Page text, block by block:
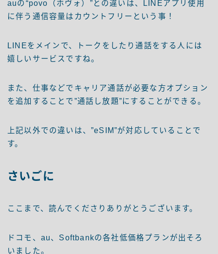
auの“povo（ホヴォ）”との違いは、LINEアプリ使用
に伴う通信容量はカウントフリーという事！
LINEをメインで、トークをしたり通話をする人には
嬉しいサービスですね。
また、仕事などでキャリア通話が必要な方オプション
を追加することで”通話し放題”にすることができる。
上記以外での違いは、”eSIM”が対応していることで
す。
さいごに
ここまで、読んでくださりありがとうございます。
ドコモ、au、Softbankの各社低価格プランが出そろ
いました。